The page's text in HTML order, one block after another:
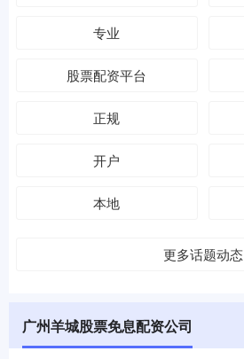
专业
股票配资平台
正规
开户
本地
更多话题动态
广州羊城股票免息配资公司